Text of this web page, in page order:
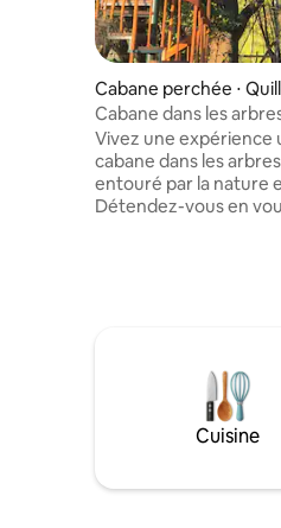
Cabane perchée ⋅
Cabane dans les
Vivez une expérience
cabane dans les
entouré par la nature
Détendez-vous en
rafraîchissant dans
la campagne. C'est
vignoble. À seulement
voiture de la Plaza de
10 minutes de la
de votre prochaine
Cuisine